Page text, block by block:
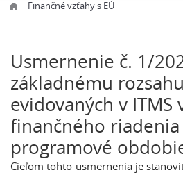
Finančné vzťahy s EÚ
Usmernenie č. 1/
základnému
evidovaných v ITMS
finančného
programové
Cieľom tohto usmernenia je